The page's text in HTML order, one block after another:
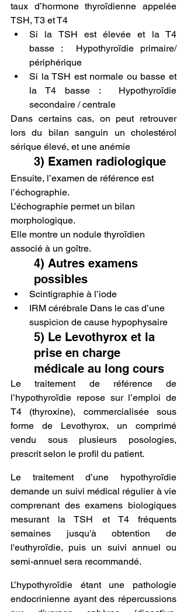
taux d’hormone thyroïdienne appelée
TSH, T3 et T4
Si la TSH est élevée et la T4
basse :  Hypothyroïdie primaire/
périphérique
Si la TSH est normale ou basse et
la T4 basse :  Hypothyroïdie
secondaire / centrale
Dans certains cas, on peut retrouver
lors du bilan sanguin un cholestérol
sérique élevé, et une anémie
3) Examen radiologique
Ensuite, l’examen de référence est
l’échographie.
L’échographie permet un bilan
morphologique.
Elle montre un nodule thyroïdien
associé à un goître.
4) Autres examens
possibles
Scintigraphie à l’iode
IRM cérébrale Dans le cas d’une
suspicion de cause hypophysaire
5) Le Levothyrox et la
prise en charge
médicale au long cours
Le traitement de référence de
l’hypothyroïdie repose sur l’emploi de
T4 (thyroxine), commercialisée sous
forme de Levothyrox, un comprimé
vendu sous plusieurs posologies,
prescrit selon le profil du patient.
Le traitement d’une hypothyroïdie
demande un suivi médical régulier à vie
comprenant des examens biologiques
mesurant la TSH et T4 fréquents
semaines jusqu'à obtention de
l'euthyroïdie, puis un suivi annuel ou
semi-annuel sera recommandé.
L’hypothyroïdie étant une pathologie
endocrinienne ayant des répercussions